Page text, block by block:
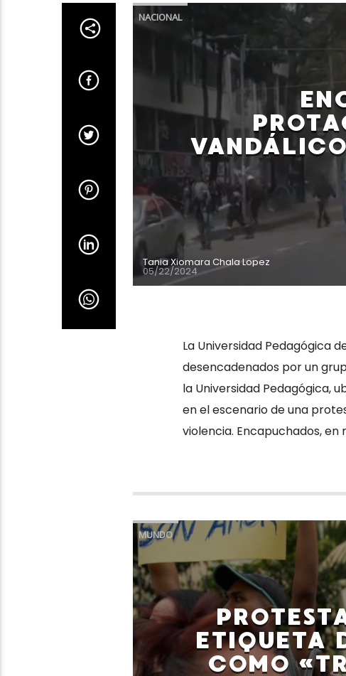
NACIONAL
Tania Xiomara Chala Lopez
05/22/2024
La Universidad Pedagógica
desencadenados por un
la Universidad Pedagógica,
en el escenario de una
violencia. Encapuchados, en
MUNDO
ETIQUETA
COMO